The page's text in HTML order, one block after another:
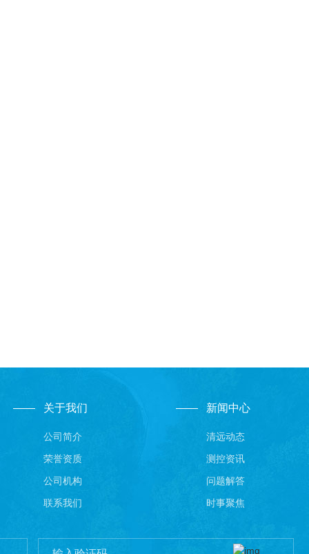
关于我们
公司简介
荣誉资质
公司机构
联系我们
新闻中心
清远动态
测控资讯
问题解答
时事聚焦